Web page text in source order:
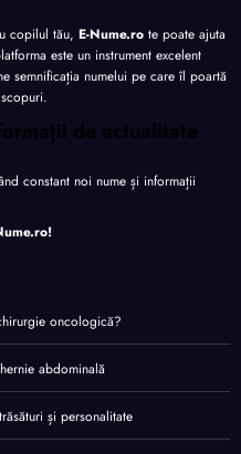
copilul tău, E-Nume.ro te poate ajuta
este un instrument excelent
semnificația numelui pe care îl poartă
de actualitate
constant noi nume și informații
!
oncologică?
abdominală
și personalitate